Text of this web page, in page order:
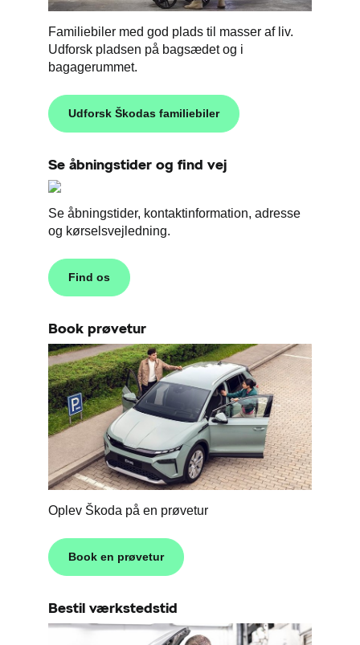
Familiebiler med god plads til masser af liv.
Udforsk pladsen på bagsædet og i
bagagerummet.
Udforsk Škodas familiebiler
Se åbningstider og find vej
Se åbningstider, kontaktinformation, adresse
og kørselsvejledning.
Find os
Book prøvetur
Oplev Škoda på en prøvetur
Book en prøvetur
Bestil værkstedstid